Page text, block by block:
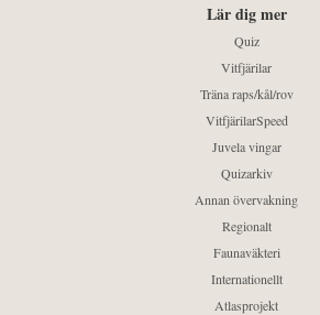
Lär dig mer
Quiz
Vitfjärilar
Träna raps/kål/rov
VitfjärilarSpeed
Juvela vingar
Quizarkiv
Annan övervakning
Regionalt
Faunaväkteri
Internationellt
Atlasprojekt